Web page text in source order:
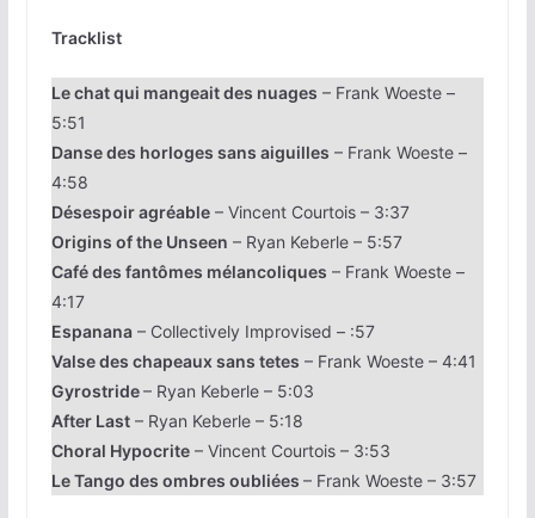
Tracklist
Le chat qui mangeait des nuages – Frank Woeste –
5:51
Danse des horloges sans aiguilles – Frank Woeste –
4:58
Désespoir agréable– Vincent Courtois – 3:37
Origins of the Unseen – Ryan Keberle – 5:57
Café des fantômes mélancoliques – Frank Woeste –
4:17
Espanana– Collectively Improvised – :57
Valse des chapeaux sans tetes – Frank Woeste – 4:41
Gyrostride– Ryan Keberle – 5:03
After Last– Ryan Keberle – 5:18
Choral Hypocrite– Vincent Courtois – 3:53
Le Tango des ombres oubliées – Frank Woeste – 3:57